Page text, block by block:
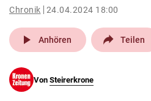
pin_drop
Wien
Chronik 24.04.2024 18:00
play_arrow Anhören Teilen
Von Steirerkrone